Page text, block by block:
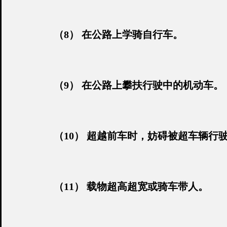
（8） 在公路上学骑自行车。
（9） 在公路上攀扶行驶中的机动车。
（10） 超越前车时，妨碍被超车辆行
（11） 载物超高超宽或骑车带人。